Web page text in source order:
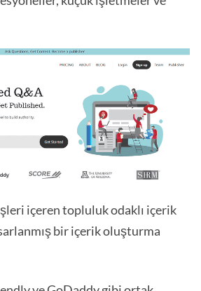
içeren topluluk odaklı içerik
bir içerik oluşturma